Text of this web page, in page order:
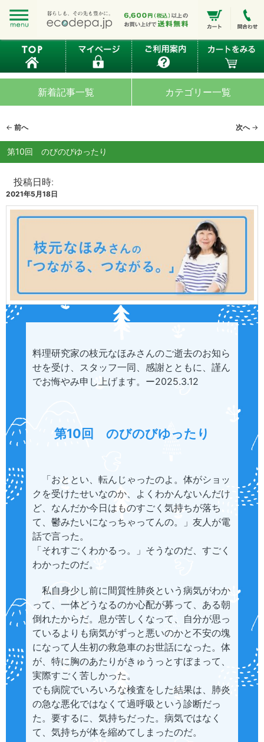
新着記事一覧 カテゴリー一覧
投
ナ
ビ
ー
シ
ョ
← 前へ 次へ →
第10回 のびのびゆったり
投稿日時:
2021年5月18日
料理研究家の枝元なほみさんのご逝去のお知ら
せを受け、スタッフ一同、感謝とともに、謹ん
でお悔やみ申し上げます。ー2025.3.12
第10回 のびのびゆったり
「おととい、転んじゃったのよ。体がショッ
クを受けたせいなのか、よくわかんないんだけ
ど、なんだか今日はものすごく気持ちが落ち
て、鬱みたいになっちゃってんの。」友人が電
話で言った。
「それすごくわかるっ。」そうなのだ、すごく
わかったのだ。
私自身少し前に間質性肺炎という病気がわか
って、一体どうなるのか心配が募って、ある朝
倒れたからだ。息が苦しくなって、自分が思っ
ているよりも病気がずっと悪いのかと不安の塊
になって人生初の救急車のお世話になった。体
が、特に胸のあたりがきゅうっとすぼまって、
実際すごく苦しかった。
でも病院でいろいろな検査をした結果は、肺炎
の急な悪化ではなくて過呼吸という診断だっ
た。要するに、気持ちだった。病気ではなく
て、気持ちが体を縮めてしまったのだ。